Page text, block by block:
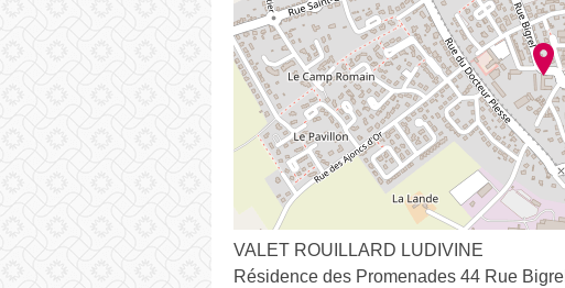
VALET ROUILLARD LUDIVINE
Résidence des Promenades 44 Rue Bigrel